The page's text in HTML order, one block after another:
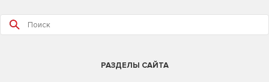
РАЗДЕЛЫ САЙТА